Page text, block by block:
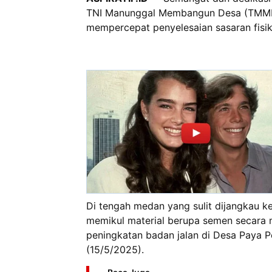
TNI Manunggal Membangun Desa
mempercepat penyelesaian sasaran
Di tengah medan yang sulit dijangkau
memikul material berupa semen
peningkatan badan jalan di Desa Paya
(15/5/2025).